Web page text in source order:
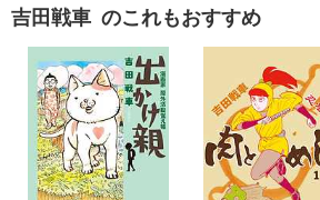
吉田戦車 のこれもおすすめ